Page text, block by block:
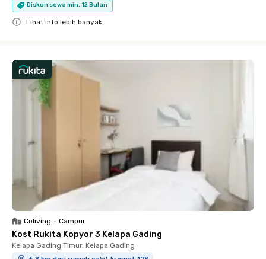
Diskon sewa min. 12 Bulan
Lihat info lebih banyak
Coliving • Campur
Kost Rukita Kopyor 3 Kelapa Gading
Kelapa Gading Timur, Kelapa Gading